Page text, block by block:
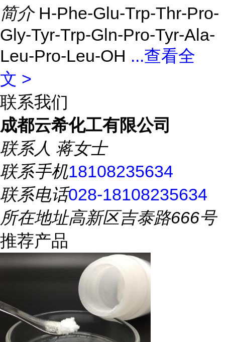
简介 H-Phe-Glu-Trp-Thr-Pro-
Gly-Tyr-Trp-Gln-Pro-Tyr-Ala-
Leu-Pro-Leu-OH ...查看全
文 >
联系我们
成都云希化工有限公司
联系人 蒋女士
联系手机18108235634
联系电话028-18108235634
所在地址高新区吉泰路666号
推荐产品